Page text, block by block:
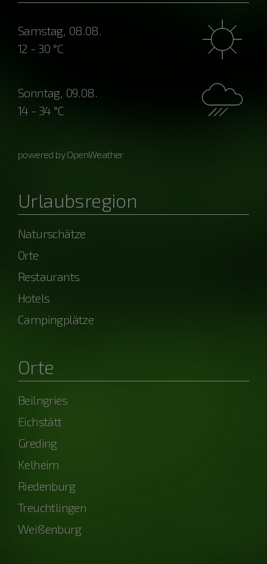
Samstag, 08.08.
12 - 30 °C
Sonntag, 09.08.
14 - 34 °C
powered by OpenWeather
Urlaubsregion
Naturschätze
Orte
Restaurants
Hotels
Campingplätze
Orte
Beilngries
Eichstätt
Greding
Kelheim
Riedenburg
Treuchtlingen
Weißenburg